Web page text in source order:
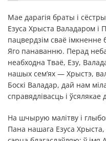
Мае дарагія браты і
Езуса Хрыста Валадаром
пацвердзім сваё
Яго панаванню. Перад
неабходна Тваё, Езу,
нашых сем’ях — Хрыстэ,
Боскі Валадар, дай нам
справядлівасць і ўсялякае
На шчырую малітву і
Пана нашага Езуса Хрыста,